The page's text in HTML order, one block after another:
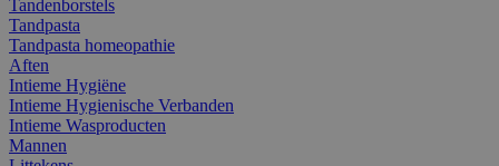
Tandenborstels
Tandpasta
Tandpasta homeopathie
Aften
Intieme Hygiëne
Intieme Hygienische Verbanden
Intieme Wasproducten
Mannen